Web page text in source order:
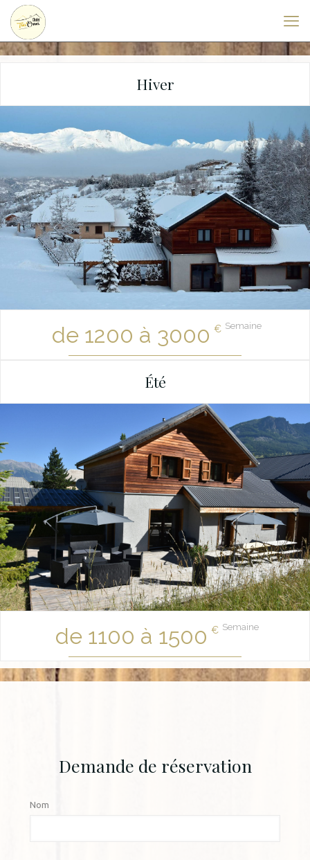
Hiver
de 1200 à 3000 € Semaine
Été
de 1100 à 1500 € Semaine
Demande de réservation
Nom